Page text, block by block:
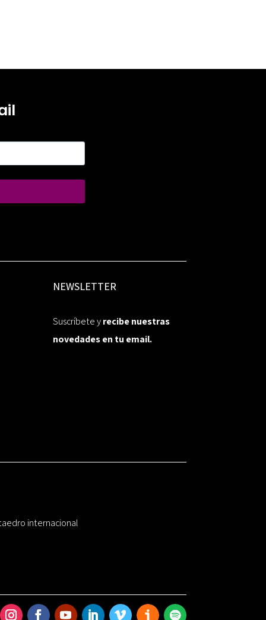
NEWSLETTER
Suscríbete yrecibe nuestras
novedades en tu email.
internacional